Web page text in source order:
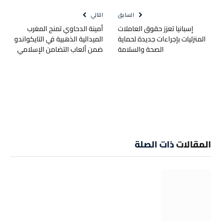
السابق
إسبانيا تعزز حقوق العاملات
المنزليات بإجراءات جديدة لحماية
الصحة والسلامة
التالي
أمينة الدحاوي تمنح المغرب
الميدالية الذهبية في التايكواندو
ضمن ألعاب التضامن الإسلامي
المقالاتذات الصلة